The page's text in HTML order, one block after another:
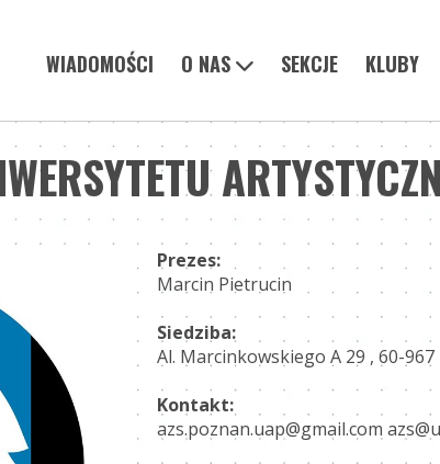
WIADOMOŚCI O NAS SEKCJE KLUBY
Prezes:
Marcin Pietrucin
Siedziba:
Al. Marcinkowskiego A 29 , 60-967
Kontakt:
azs.poznan.uap@gmail.com